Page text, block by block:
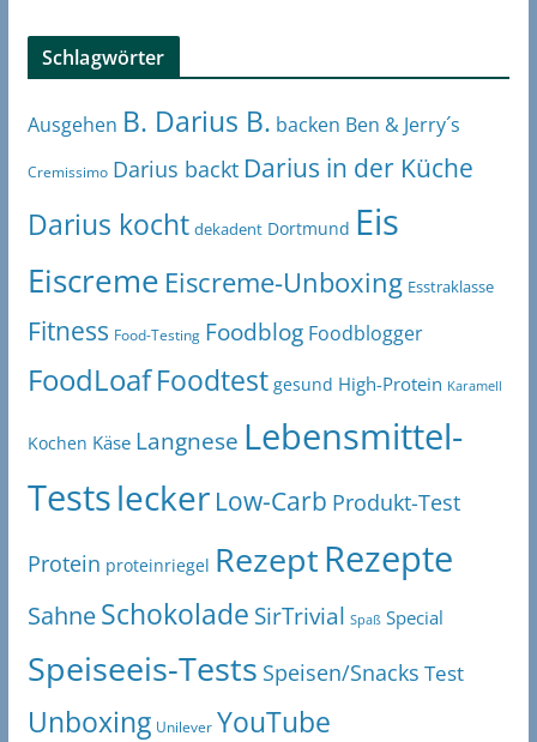
Schlagwörter
Ausgehen B. Darius B. backen Ben & Jerry´s
Cremissimo Darius backt Darius in der Küche
Darius kocht dekadent Dortmund Eis
Eiscreme Eiscreme-Unboxing Esstraklasse
Fitness Food-Testing Foodblog Foodblogger
FoodLoaf Foodtest gesund High-Protein Karamell
Kochen Käse Langnese Lebensmittel-
Testslecker Low-Carb Produkt-Test
Protein proteinriegel RezeptRezepte
SahneSchokolade SirTrivial Spaß Special
Speiseeis-Tests Speisen/Snacks Test
Unboxing Unilever YouTube